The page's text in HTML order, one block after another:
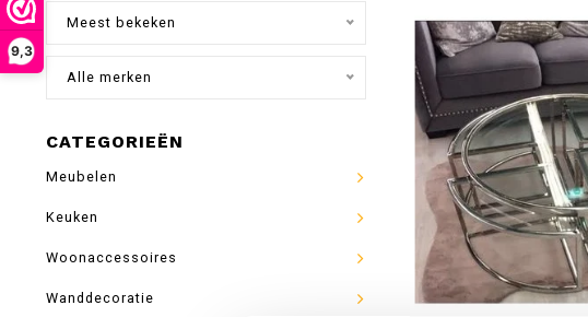
9,3
Meest bekeken
Alle merken
CATEGORIEËN
Meubelen
Keuken
Woonaccessoires
Wanddecoratie